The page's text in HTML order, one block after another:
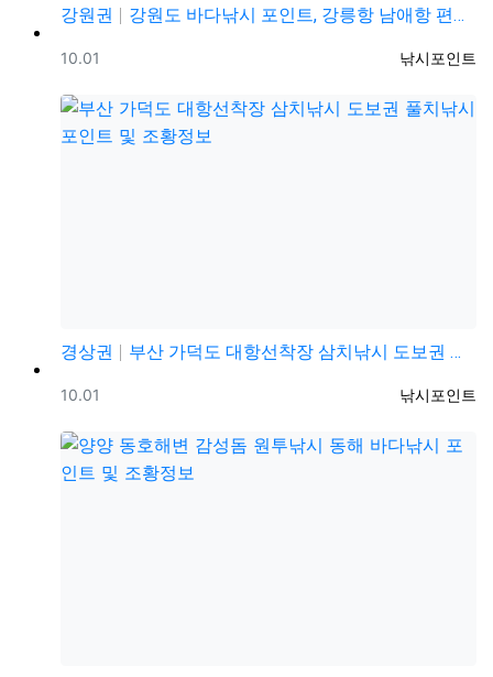
강원권 강원도 바다낚시 포인트, 강릉항 남애항 편의시설 좋은 …
등록자
낚시포인트
등록일
10.01
경상권 부산 가덕도 대항선착장 삼치낚시 도보권 풀치낚시 포인트…
등록자
낚시포인트
등록일
10.01